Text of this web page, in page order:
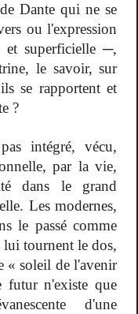
Dante qui ne se
ou l'expression
et superficielle ─,
le savoir, sur
se rapportent et
?
intégré, vécu,
par la vie,
dans le grand
Les modernes,
le passé comme
lui tournent le dos,
« soleil de l'avenir
n'existe que
d'une